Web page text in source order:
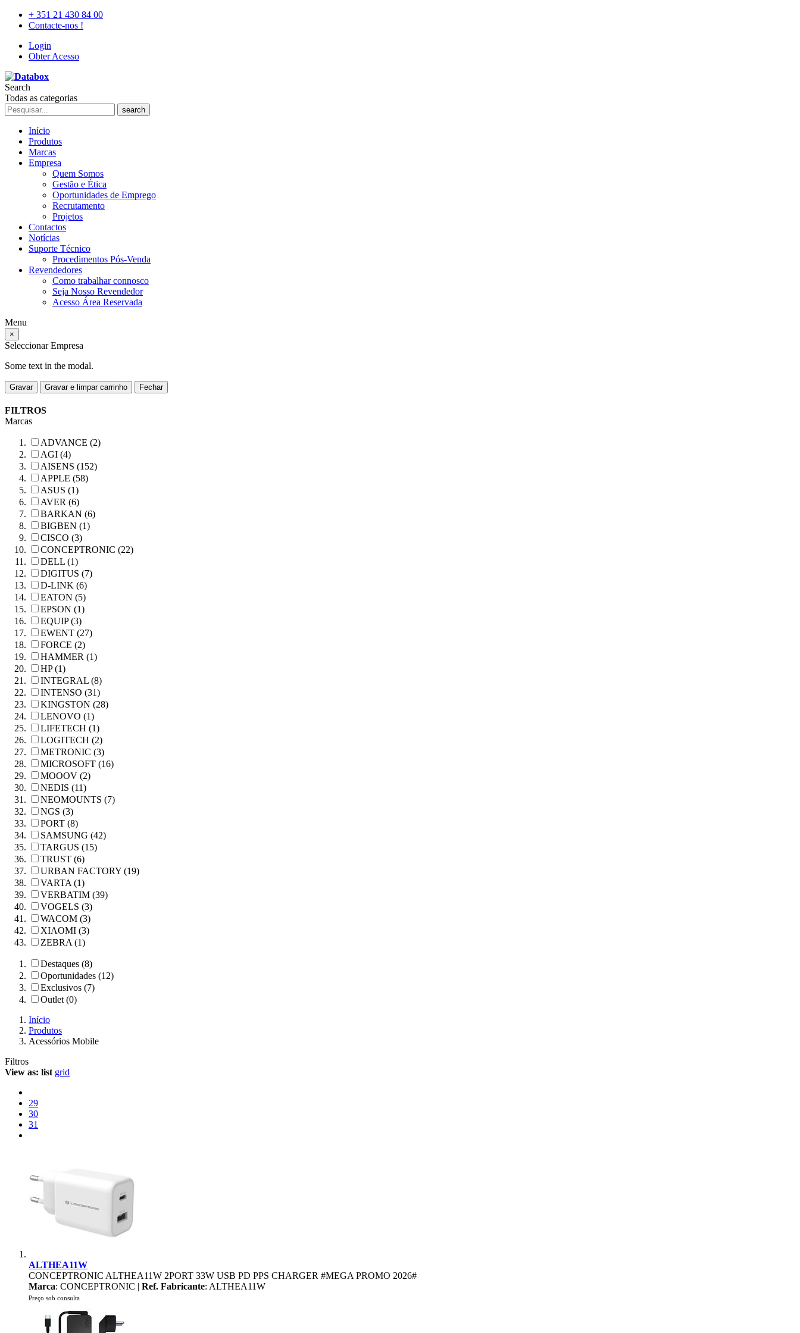
+ 351 21 430 84 00
Contacte-nos !
Login
Obter Acesso
Search
Todas as categorias
search
Início
Produtos
Marcas
Empresa
Quem Somos
Gestão e Ética
Oportunidades de Emprego
Recrutamento
Projetos
Contactos
Notícias
Suporte Técnico
Procedimentos Pós-Venda
Revendedores
Como trabalhar connosco
Seja Nosso Revendedor
Acesso Área Reservada
Menu
×
Seleccionar Empresa
Some text in the modal.
Gravar Gravar e limpar carrinho Fechar
FILTROS
Marcas
ADVANCE (2)
AGI (4)
AISENS (152)
APPLE (58)
ASUS (1)
AVER (6)
BARKAN (6)
BIGBEN (1)
CISCO (3)
CONCEPTRONIC (22)
DELL (1)
DIGITUS (7)
D-LINK (6)
EATON (5)
EPSON (1)
EQUIP (3)
EWENT (27)
FORCE (2)
HAMMER (1)
HP (1)
INTEGRAL (8)
INTENSO (31)
KINGSTON (28)
LENOVO (1)
LIFETECH (1)
LOGITECH (2)
METRONIC (3)
MICROSOFT (16)
MOOOV (2)
NEDIS (11)
NEOMOUNTS (7)
NGS (3)
PORT (8)
SAMSUNG (42)
TARGUS (15)
TRUST (6)
URBAN FACTORY (19)
VARTA (1)
VERBATIM (39)
VOGELS (3)
WACOM (3)
XIAOMI (3)
ZEBRA (1)
Destaques (8)
Oportunidades (12)
Exclusivos (7)
Outlet (0)
Início
Produtos
Acessórios Mobile
Filtros
View as: list grid
29
30
31
ALTHEA11W
CONCEPTRONIC ALTHEA11W 2PORT 33W USB PD PPS CHARGER #MEGA PROMO 2026#
Marca: CONCEPTRONIC | Ref. Fabricante: ALTHEA11W
Preço sob consulta